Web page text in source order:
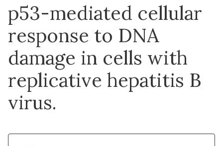
p53-mediated cellular
response to DNA
damage in cells with
replicative hepatitis B
virus.